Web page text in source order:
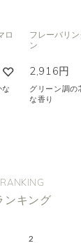
ロ
フレーバリ
ン
2,916円
グリーン調の
な香り
RANKING
ンキング